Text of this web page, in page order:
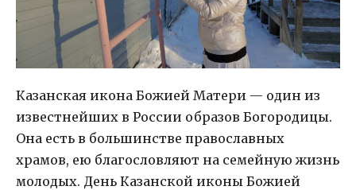
Казанская икона Божией Матери — один из
известнейших в России образов Богородицы.
Она есть в большинстве православных
храмов, ею благословляют на семейную жизнь
молодых. День Казанской иконы Божией